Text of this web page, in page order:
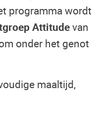
programma wordt
Attitudevan
onder het genot
maaltijd,